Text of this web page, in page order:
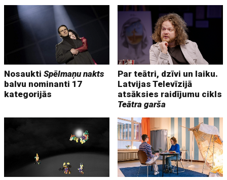
NosauktiSpēlmaņu nakts
balvu nominanti 17
kategorijās
Par teātri, dzīvi un laiku.
Latvijas Televīzijā
atsāksies raidījumu cikls
Teātra garša